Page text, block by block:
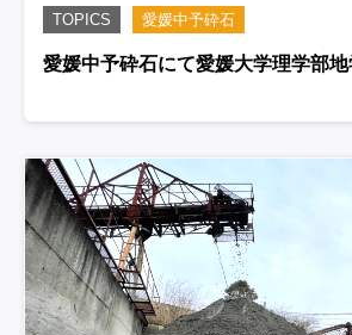
TOPICS 愛媛中予砕石
愛媛中予砕石にて愛媛大学理学部